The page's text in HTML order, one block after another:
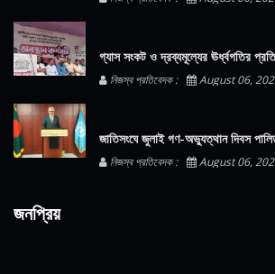
গ্যাস সংকট ও দ্রব্যমূল্যের ঊর্ধ্বগতির
নিজস্ব প্রতিবেদক : August 06,
জাতিসংঘে জুলাই গণ-অভ্যুত্থান দিবস
নিজস্ব প্রতিবেদক : August 06,
জনপ্রিয়